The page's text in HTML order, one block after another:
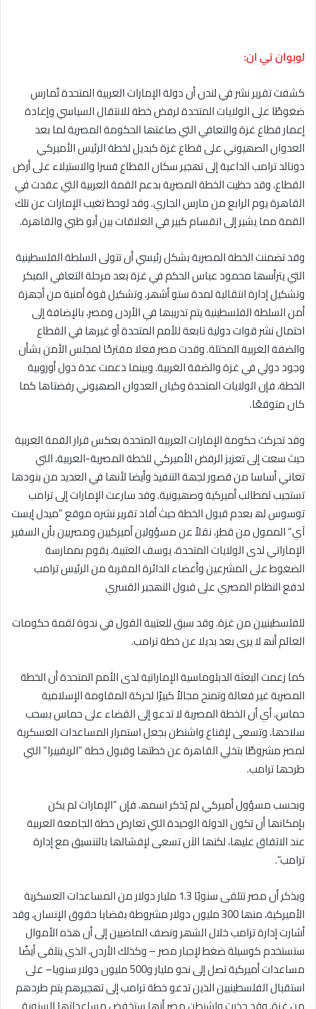
لوبوان تي ان:
كشفت تقریر نشر في لندن أن دولة الإمارات العربیة المتحدة تُمارس
ضغوطًا على الولایات المتحدة لرفض خطة للانتقال السیاسي وإعادة
إعمار قطاع غزة والتعافي التي صاغتھا الحكومة المصریة لما بعد
العدوان الصھیوني على قطاع غزة كبدیل لخطة الرئیس الأمیركي
دونالد ترامب الداعیة إلى تھجیر سكان القطاع قسرا والاستیلاء على أرض
القطاع، وقد حظیت الخطة المصریة بدعم القمة العربیة التي عقدت في
القاھرة یوم الرابع من مارس الجاري. وقد لوحظ تغیب الإمارات عن تلك
القمة مما یشیر إلى انقسام كبیر في العلاقات بین أبو ظبي والقاھرة.
وقد تضمنت الخطة المصریة بشكل رئیسي أن تتولى السلطة الفلسطینیة
التي یترأسھا محمود عباس الحكم في غزة بعد مرحلة التعافي المبكر
وتشكیل إدارة انتقالیة لمدة ستو أشھر، وتشكیل قوة أمنیة من أجھزة
أمن السلطة الفلسطینیة یتم تدریبھا في الأردن ومصر، بالإضافة إلى
احتمال نشر قوات دولیة تابعة للأمم المتحدة أو غیرھا في القطاع
والضفة الغربیة المحتلة. وقدت مصر فعلا مقترحًا لمجلس الأمن بشأن
وجود دولي في غزة والضفة الغربیة. وبینما دعمت عدة دول أوروبیة
الخطة، فإن الولایات المتحدة وكیان العدوان الصھیوني رفضتاھا كما
كان متوقعًا.
وقد تحركت حكومة الإمارات العربیة المتحدة بعكس قرار القمة العربیة
حیث سعت إلى تعزیز الرفض الأمیركي للخطة المصریة-العربیة، التي
تعاني أساسا من قصور لجھة التنفیذ وأیضا لأنھا في العدید من بنودھا
تستجیب لمطالب أمیركیة وصھیونیة. وقد سارعت الإمارات إلى ترامب
توسوس لھ بعدم قبول الخطة حیث أفاد تقریر نشره موقع ”میدل إیست
آي“ الممول من قطر، نقلاً عن مسؤولین أمیركیین ومصریین بأن السفیر
الإماراتي لدى الولایات المتحدة، یوسف العتیبة، یقوم بممارسة
الضغوط على المشرعین وأعضاء الدائرة المقربة من الرئیس ترامب
لدفع النظام المصري على قبول التھجیر القسري
للفلسطینیین من غزة. وقد سبق للعتیبة القول في ندوة لقمة حكومات
العالم أنھ لا یرى بعد بدیلا عن خطة ترامب.
كما زعمت البعثة الدبلوماسیة الإماراتیة لدى الأمم المتحدة أن الخطة
المصریة غیر فعالة وتمنح مجالاً كبیرًا لحركة المقاومة الإسلامیة
حماس، أي أن الخطة المصریة لا تدعو إلى القضاء على حماس بسحب
سلاحھا، وتسعى لإقناع واشنطن بجعل استمرار المساعدات العسكریة
لمصر مشروطًا بتخلي القاھرة عن خطتھا وقبول خطة ”الریفییرا“ التي
طرحھا ترامب.
وبحسب مسؤول أمیركي لم یُذكر اسمھ، فإن ”الإمارات لم یكن
بإمكانھا أن تكون الدولة الوحیدة التي تعارض خطة الجامعة العربیة
عند الاتفاق علیھا، لكنھا الآن تسعى لإفشالھا بالتنسیق مع إدارة
ترامب“.
ویذكر أن مصر تتلقى سنویًا 1.3 ملیار دولار من المساعدات العسكریة
الأمیركیة، منھا 300 ملیون دولار مشروطة بقضایا حقوق الإنسان، وقد
أشارت إدارة ترامب خلال الشھر ونصف الماضیین إلى أن ھذه الأموال
ستستخدم كوسیلة ضغط لإجبار مصر – وكذلك الأردن، الذي یتلقى أیضًا
مساعدات أمیركیة تصل إلى نحو ملیار و500 ملیون دولار سنویا– على
استقبال الفلسطینیین الذین تدعو خطة ترامب إلى تھجیرھم یتم طردھم